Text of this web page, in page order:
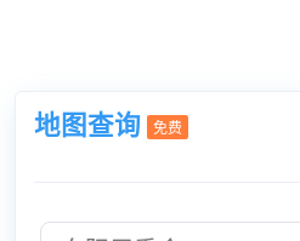
地图查询 免费